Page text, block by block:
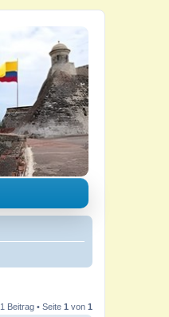
1 Beitrag • Seite 1 von 1